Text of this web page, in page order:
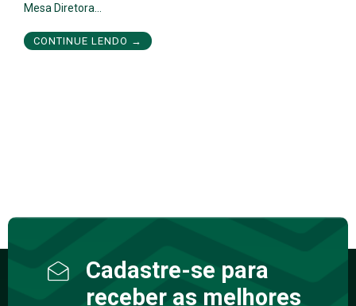
Mesa Diretora…
CONTINUE LENDO →
Cadastre-se para
receber as melhores